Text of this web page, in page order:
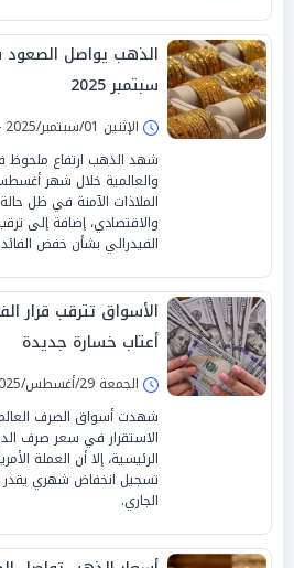
الذهب يواصل الصعود
سبتمبر 2025
الإثنين 01/سبتمبر/2025 - 12:27 ص
شهد الذهب ارتفاع ملحوظ
والعالمية خلال شهر
الملاذات الآمنة في ظل
والاقتصادي، إضافة إلى
الفيدرالي بشأن خفض
الأسواق تترقب قرار
أعتاب خسارة جديدة
الجمعة 29/أغسطس/2025 - 02:27 م
شهدت أسواق الصرف
الاستقرار في سعر صرف
الرئيسية، إلا أن العملة
الجاري.